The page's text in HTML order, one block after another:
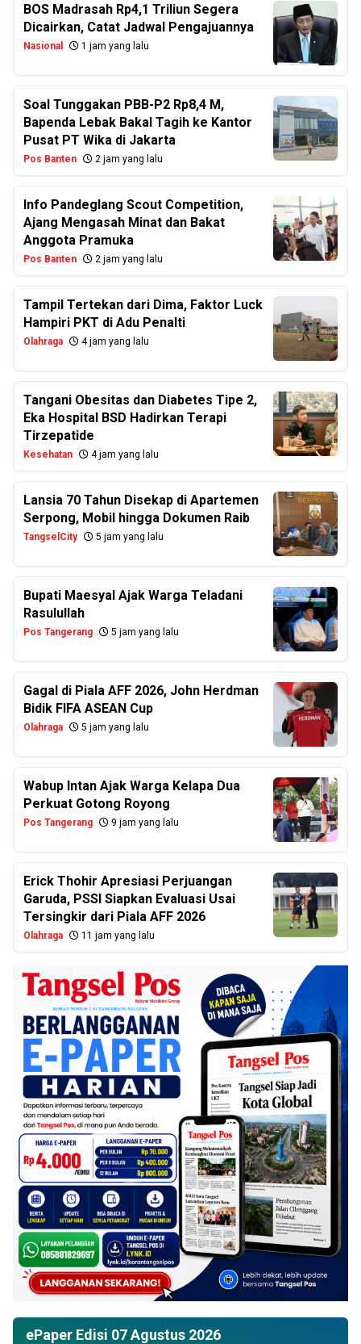
BOS Madrasah Rp4,1 Triliun Segera
Dicairkan, Catat Jadwal Pengajuannya
Nasional 1 jam yang lalu
Soal Tunggakan PBB-P2 Rp8,4 M,
Bapenda Lebak Bakal Tagih ke Kantor
Pusat PT Wika di Jakarta
Pos Banten 2 jam yang lalu
Info Pandeglang Scout Competition,
Ajang Mengasah Minat dan Bakat
Anggota Pramuka
Pos Banten 2 jam yang lalu
Tampil Tertekan dari Dima, Faktor Luck
Hampiri PKT di Adu Penalti
Olahraga 4 jam yang lalu
Tangani Obesitas dan Diabetes Tipe 2,
Eka Hospital BSD Hadirkan Terapi
Tirzepatide
Kesehatan 4 jam yang lalu
Lansia 70 Tahun Disekap di Apartemen
Serpong, Mobil hingga Dokumen Raib
TangselCity 5 jam yang lalu
Bupati Maesyal Ajak Warga Teladani
Rasulullah
Pos Tangerang 5 jam yang lalu
Gagal di Piala AFF 2026, John Herdman
Bidik FIFA ASEAN Cup
Olahraga 5 jam yang lalu
Wabup Intan Ajak Warga Kelapa Dua
Perkuat Gotong Royong
Pos Tangerang 9 jam yang lalu
Erick Thohir Apresiasi Perjuangan
Garuda, PSSI Siapkan Evaluasi Usai
Tersingkir dari Piala AFF 2026
Olahraga 11 jam yang lalu
ePaper Edisi 07 Agustus 2026